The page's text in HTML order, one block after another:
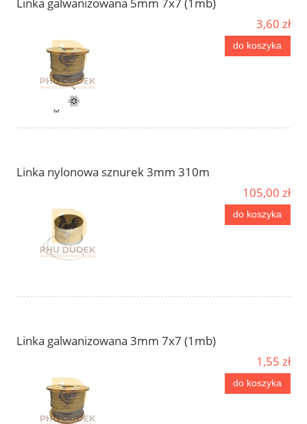
3,60 zł
do koszyka
Linka nylonowa sznurek 3mm 310m
105,00 zł
do koszyka
Linka galwanizowana 3mm 7x7 (1mb)
1,55 zł
do koszyka